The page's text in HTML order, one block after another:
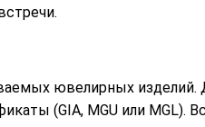
ювелирных
(GIA, MGU или MGL).